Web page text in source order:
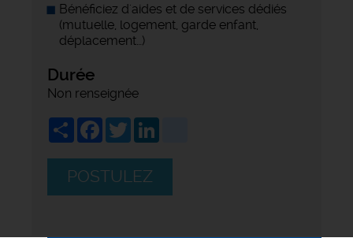
Bénéficiez d'aides et de services dédiés
(mutuelle, logement, garde enfant,
déplacement…)
Durée
Non renseignée
ShareFacebook
Twitter
POSTULEZ